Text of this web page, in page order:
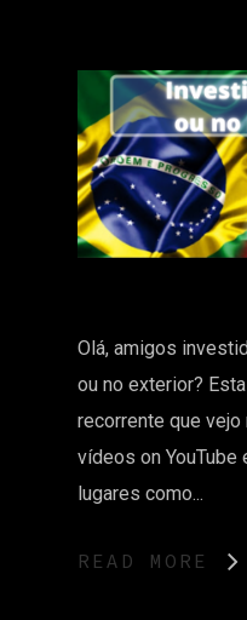
Olá, amigos
ou no exterior?
recorrente que
vídeos on YouTube
lugares como...
READ MORE